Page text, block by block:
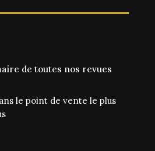
de toutes nos revues
le point de vente le plus